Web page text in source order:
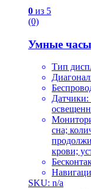
0 из 5
(0)
Умные
Тип
Датчики:
сна;
крови;
SKU: n/a